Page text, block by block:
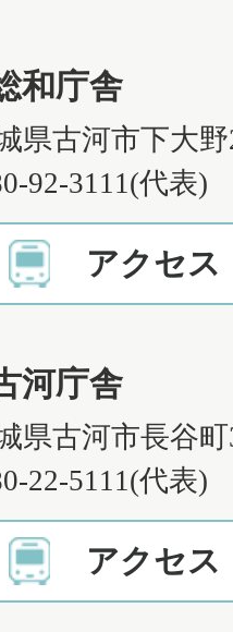
和庁舎
県古河市下大
92-3111(代表)
アクセス
河庁舎
県古河市長谷
22-5111(代表)
アクセス